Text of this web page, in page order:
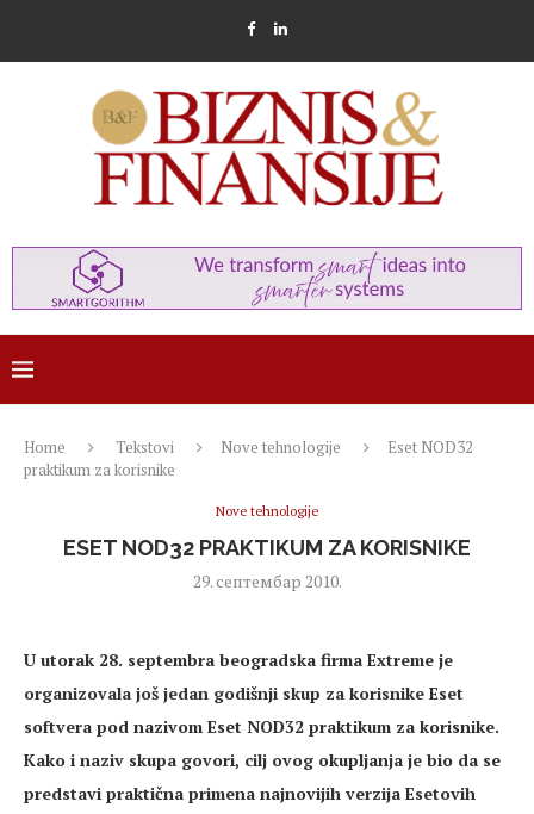
Home Tekstovi Nove tehnologije
Eset NOD32
praktikum za korisnike
Nove tehnologije
ESET NOD32 PRAKTIKUM ZA KORISNIKE
29. септембар 2010.
U utorak 28. septembra beogradska firma Extreme je
organizovala još jedan godišnji skup za korisnike Eset
softvera pod nazivom Eset NOD32 praktikum za korisnike.
Kako i naziv skupa govori, cilj ovog okupljanja je bio da se
predstavi praktična primena najnovijih verzija Esetovih